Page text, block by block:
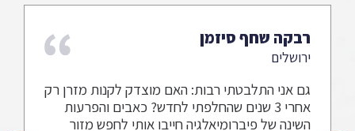
רבקה שחף סיזמן
ירושלים
גם אני התלבטתי רבות: האם מוצדק לקנות מזרן רק
אחרי 3 שנים שהחלפתי לחדש? כאבים והפרעות
השינה של פיברומיאלגיה חייבו אותי לחפש מזור